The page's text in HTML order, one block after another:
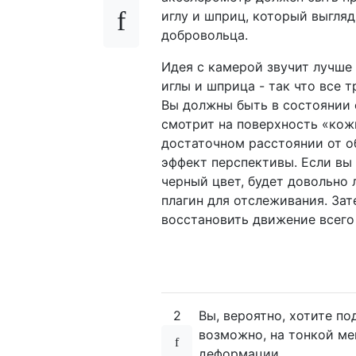
иглу и шприц, который
добровольца.
Идея с камерой звучит
иглы и шприца - так что все
Вы должны быть в состоянии
смотрит на поверхность
достаточном расстоянии от
эффект перспективы. Если
черный цвет, будет довольно
плагин для отслеживания.
восстановить движение
2
Вы, вероятно, хотите
возможно, на тонкой